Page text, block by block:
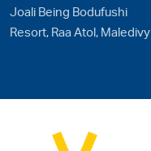
Joali Being Bodufushi
Resort, Raa Atol, Maledivy